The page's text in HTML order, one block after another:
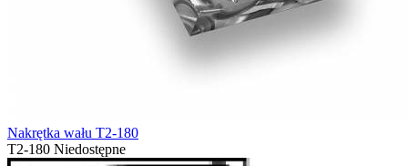
Nakrętka wału T2-180
T2-180 Niedostępne